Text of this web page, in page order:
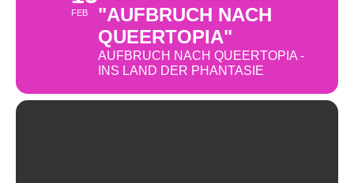
FEB
"AUFBRUCH NACH
QUEERTOPIA"
AUFBRUCH NACH QUEERTOPIA -
INS LAND DER PHANTASIE